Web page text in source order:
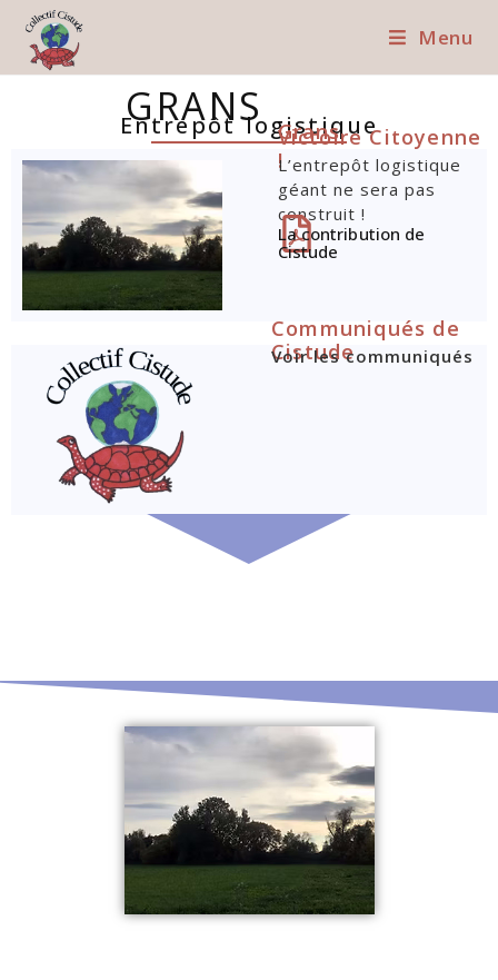
Menu
GRANS
Entrepôt logistique
Grans
Victoire Citoyenne
!L’entrepôt logistique
géant ne sera pas
construit !
La contribution de
Cistude
Communiqués de
Cistude
Voir les communiqués